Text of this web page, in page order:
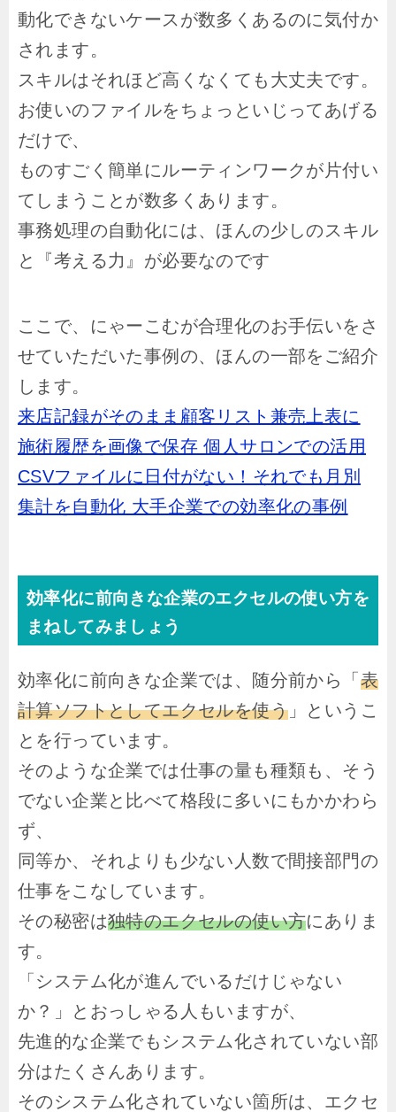
動化できないケースが数多くあるのに気付か
されます。
スキルはそれほど高くなくても大丈夫です。
お使いのファイルをちょっといじってあげる
だけで、
ものすごく簡単にルーティンワークが片付い
てしまうことが数多くあります。
事務処理の自動化には、ほんの少しのスキル
と『考える力』が必要なのです
ここで、にゃーこむが合理化のお手伝いをさ
せていただいた事例の、ほんの一部をご紹介
します。
来店記録がそのまま顧客リスト兼売上表に
施術履歴を画像で保存 個人サロンでの活用
CSVファイルに日付がない！それでも月別
集計を自動化 大手企業での効率化の事例
効率化に前向きな企業のエクセルの使い方を
まねしてみましょう
効率化に前向きな企業では、随分前から「 表
計算ソフトとしてエクセルを使う 」というこ
とを行っています。
そのような企業では仕事の量も種類も、そう
でない企業と比べて格段に多いにもかかわら
ず、
同等か、それよりも少ない人数で間接部門の
仕事をこなしています。
その秘密は独特のエクセルの使い方にありま
す。
「システム化が進んでいるだけじゃない
か？」とおっしゃる人もいますが、
先進的な企業でもシステム化されていない部
分はたくさんあります。
そのシステム化されていない箇所は、エクセ